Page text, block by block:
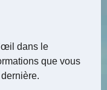
dans le
que vous